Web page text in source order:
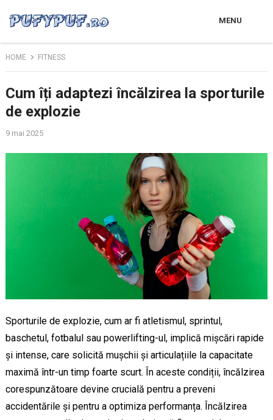
MENU
HOME FITNESS
Cum îți adaptezi încălzirea la sporturile
de explozie
9 mai 2025
Sporturile de explozie, cum ar fi atletismul, sprintul,
baschetul, fotbalul sau powerlifting-ul, implică mișcări rapide
și intense, care solicită mușchii și articulațiile la capacitate
maximă într-un timp foarte scurt. În aceste condiții, încălzirea
corespunzătoare devine crucială pentru a preveni
accidentările și pentru a optimiza performanța. Încălzirea